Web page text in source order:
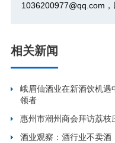
1036200977@qq.com，
相关新闻
峨眉仙酒业在新酒饮机遇
领者
惠州市潮州商会拜访荔枝
酒业观察：酒行业不卖酒